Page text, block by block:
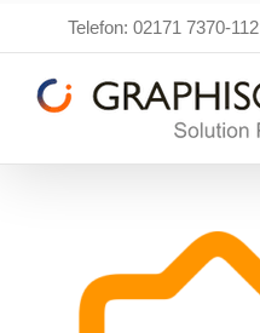
springen
Telefon: 02171 7370-112